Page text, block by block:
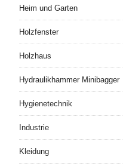
Heim und Garten
Holzfenster
Holzhaus
Hydraulikhammer Minibagger
Hygienetechnik
Industrie
Kleidung